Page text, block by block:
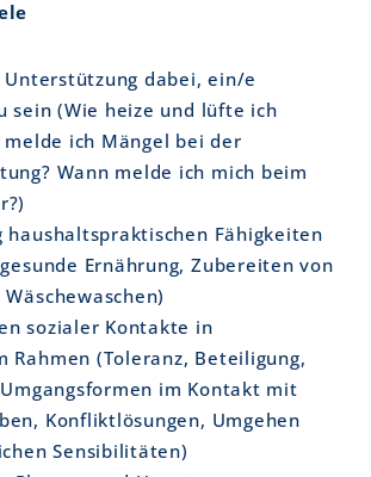
dabei, ein/e
sein (Wie heize und lüfte ich
melde ich Mängel bei der
Wann melde ich mich beim
haushaltspraktischen Fähigkeiten
Ernährung, Zubereiten von
sozialer Kontakte in
Rahmen (Toleranz, Beteiligung,
im Kontakt mit
Konfliktlösungen, Umgehen
Sensibilitäten)